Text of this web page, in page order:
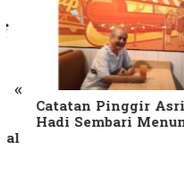
«
Catatan Pinggir Asri
Hadi Sembari Menunggu